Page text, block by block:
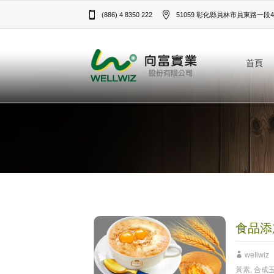
(886) 4 8350 222 51059 彰化縣員林市員東路一段
首頁
食品
wellwiz
黃素, 合成